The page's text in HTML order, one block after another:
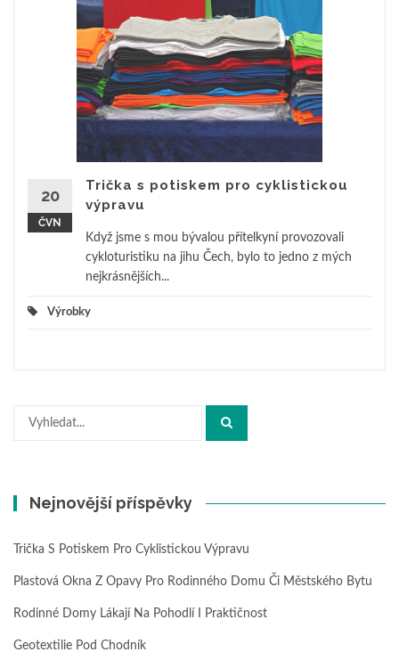
20
ČVN
Trička s potiskem pro cyklistickou
výpravu
Když jsme s mou bývalou přítelkyní provozovali
cykloturistiku na jihu Čech, bylo to jedno z mých
nejkrásnějších...
Výrobky
Hledat:
Nejnovější příspěvky
Trička S Potiskem Pro Cyklistickou Výpravu
Plastová Okna Z Opavy Pro Rodinného Domu Či Městského Bytu
Rodinné Domy Lákají Na Pohodlí I Praktičnost
Geotextilie Pod Chodník